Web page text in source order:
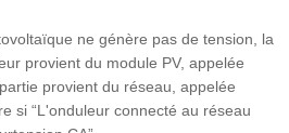
ne génère pas de tension, la
provient du module PV, appelée
provient du réseau, appelée
si “L'onduleur connecté au réseau